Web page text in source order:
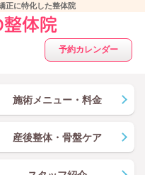
正に特化した整体院
予約カレンダー
施術メニュー・料金
産後整体・骨盤ケア